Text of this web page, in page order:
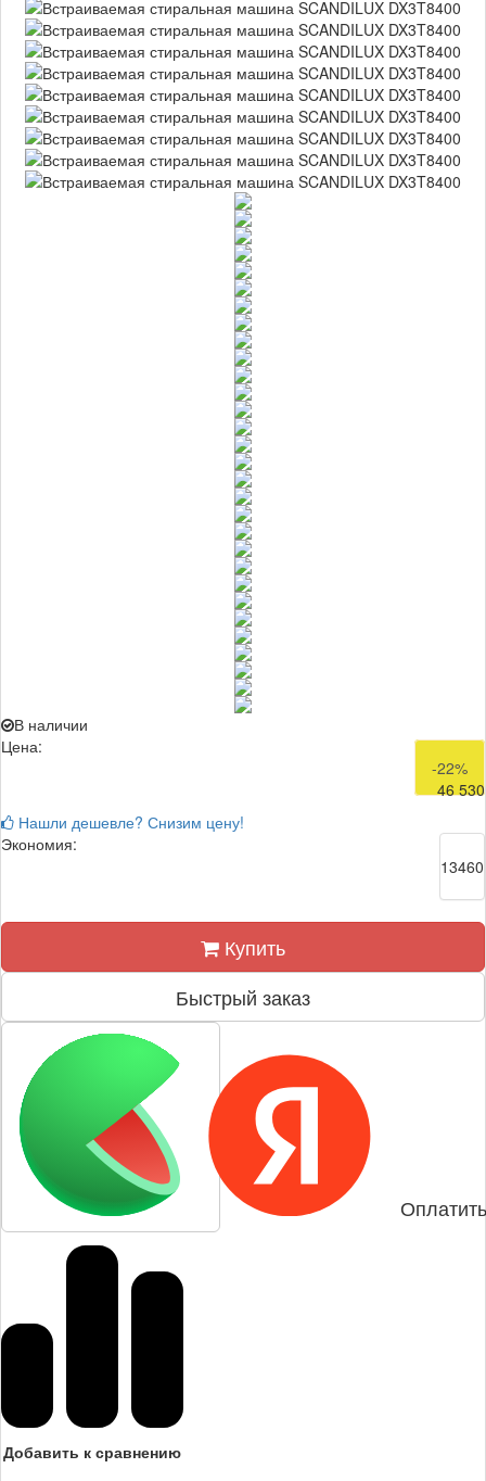
В наличии
Цена:
59 990
-22%
46 530
Нашли дешевле? Снизим цену!
Экономия:
13460
Купить
Быстрый заказ
Добавить к сравнению